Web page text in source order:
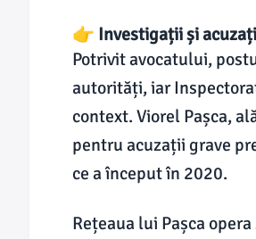
👉 Investigații și
Potrivit avocatului,
autorități, iar
context. Viorel Pașca,
pentru acuzații grave
ce a început în 2020.
Rețeaua lui Pașca